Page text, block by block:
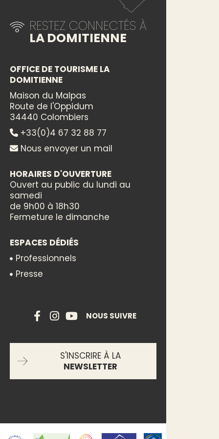
RESTEZ CONNECTÉS À
LA DOMITIENNE
OFFICE DE TOURISME LA
DOMITIENNE
Maison du Malpas
Route de l'Oppidum
34440 Colombiers
+33(0)4 67 32 88 77
Nous envoyer un mail
HORAIRES D'OUVERTURE
Ouvert au public du lundi au
samedi
de 9h00 à 18h30
Fermeture le dimanche
ESPACES DÉDIÉS
Professionnels
Presse
NOUS SUIVRE
S'INSCRIRE À LA
NEWSLETTER